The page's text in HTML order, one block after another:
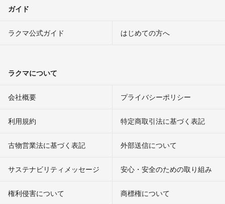
ガイド
ラクマ公式ガイド はじめての方へ
ラクマについて
会社概要 プライバシーポリシー
利用規約 特定商取引法に基づく表記
古物営業法に基づく表記 外部送信について
サステナビリティメッセージ 安心・安全のための取り組み
権利侵害について
商標権について